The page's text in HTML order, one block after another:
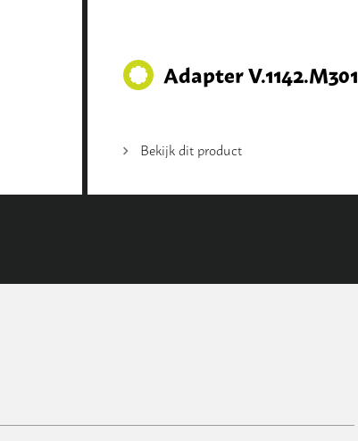
Adapter V.1142.M301
Bekijk dit product